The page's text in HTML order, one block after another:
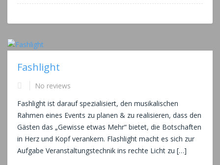
Fashlight
No reviews
Fashlight ist darauf spezialisiert, den musikalischen
Rahmen eines Events zu planen & zu realisieren, dass den
Gästen das „Gewisse etwas Mehr“ bietet, die Botschaften
in Herz und Kopf verankern. Flashlight macht es sich zur
Aufgabe Veranstaltungstechnik ins rechte Licht zu […]